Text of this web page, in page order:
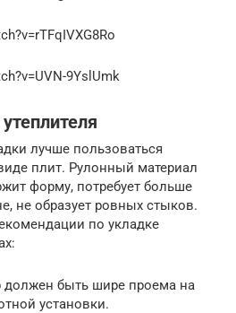
9YslUmk
лучше пользоваться
плит. Рулонный материал
форму, потребует больше
не образует ровных стыков.
по укладке
должен быть шире проема на
установки.